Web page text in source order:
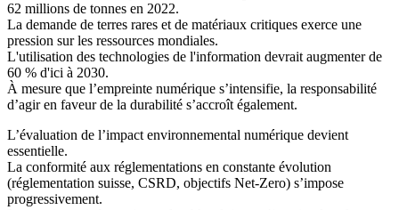
62 millions de tonnes en 2022.
La demande de terres rares et de matériaux critiques exerce une
pression sur les ressources mondiales.
L'utilisation des technologies de l'information devrait augmenter de
60 % d'ici à 2030.
À mesure que l’empreinte numérique s’intensifie, la responsabilité
d’agir en faveur de la durabilité s’accroît également.
L’évaluation de l’impact environnemental numérique devient
essentielle.
La conformité aux réglementations en constante évolution
(réglementation suisse, CSRD, objectifs Net-Zero) s’impose
progressivement.